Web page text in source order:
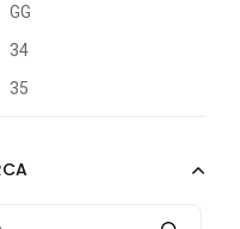
GG
34
35
37